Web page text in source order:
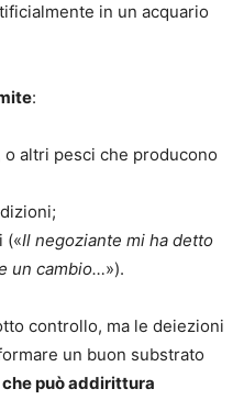
in un acquario
:
o altri pesci che producono
(«Il negoziante mi ha detto
un cambio…»).
controllo, ma le deiezioni
un buon substrato
che può addirittura